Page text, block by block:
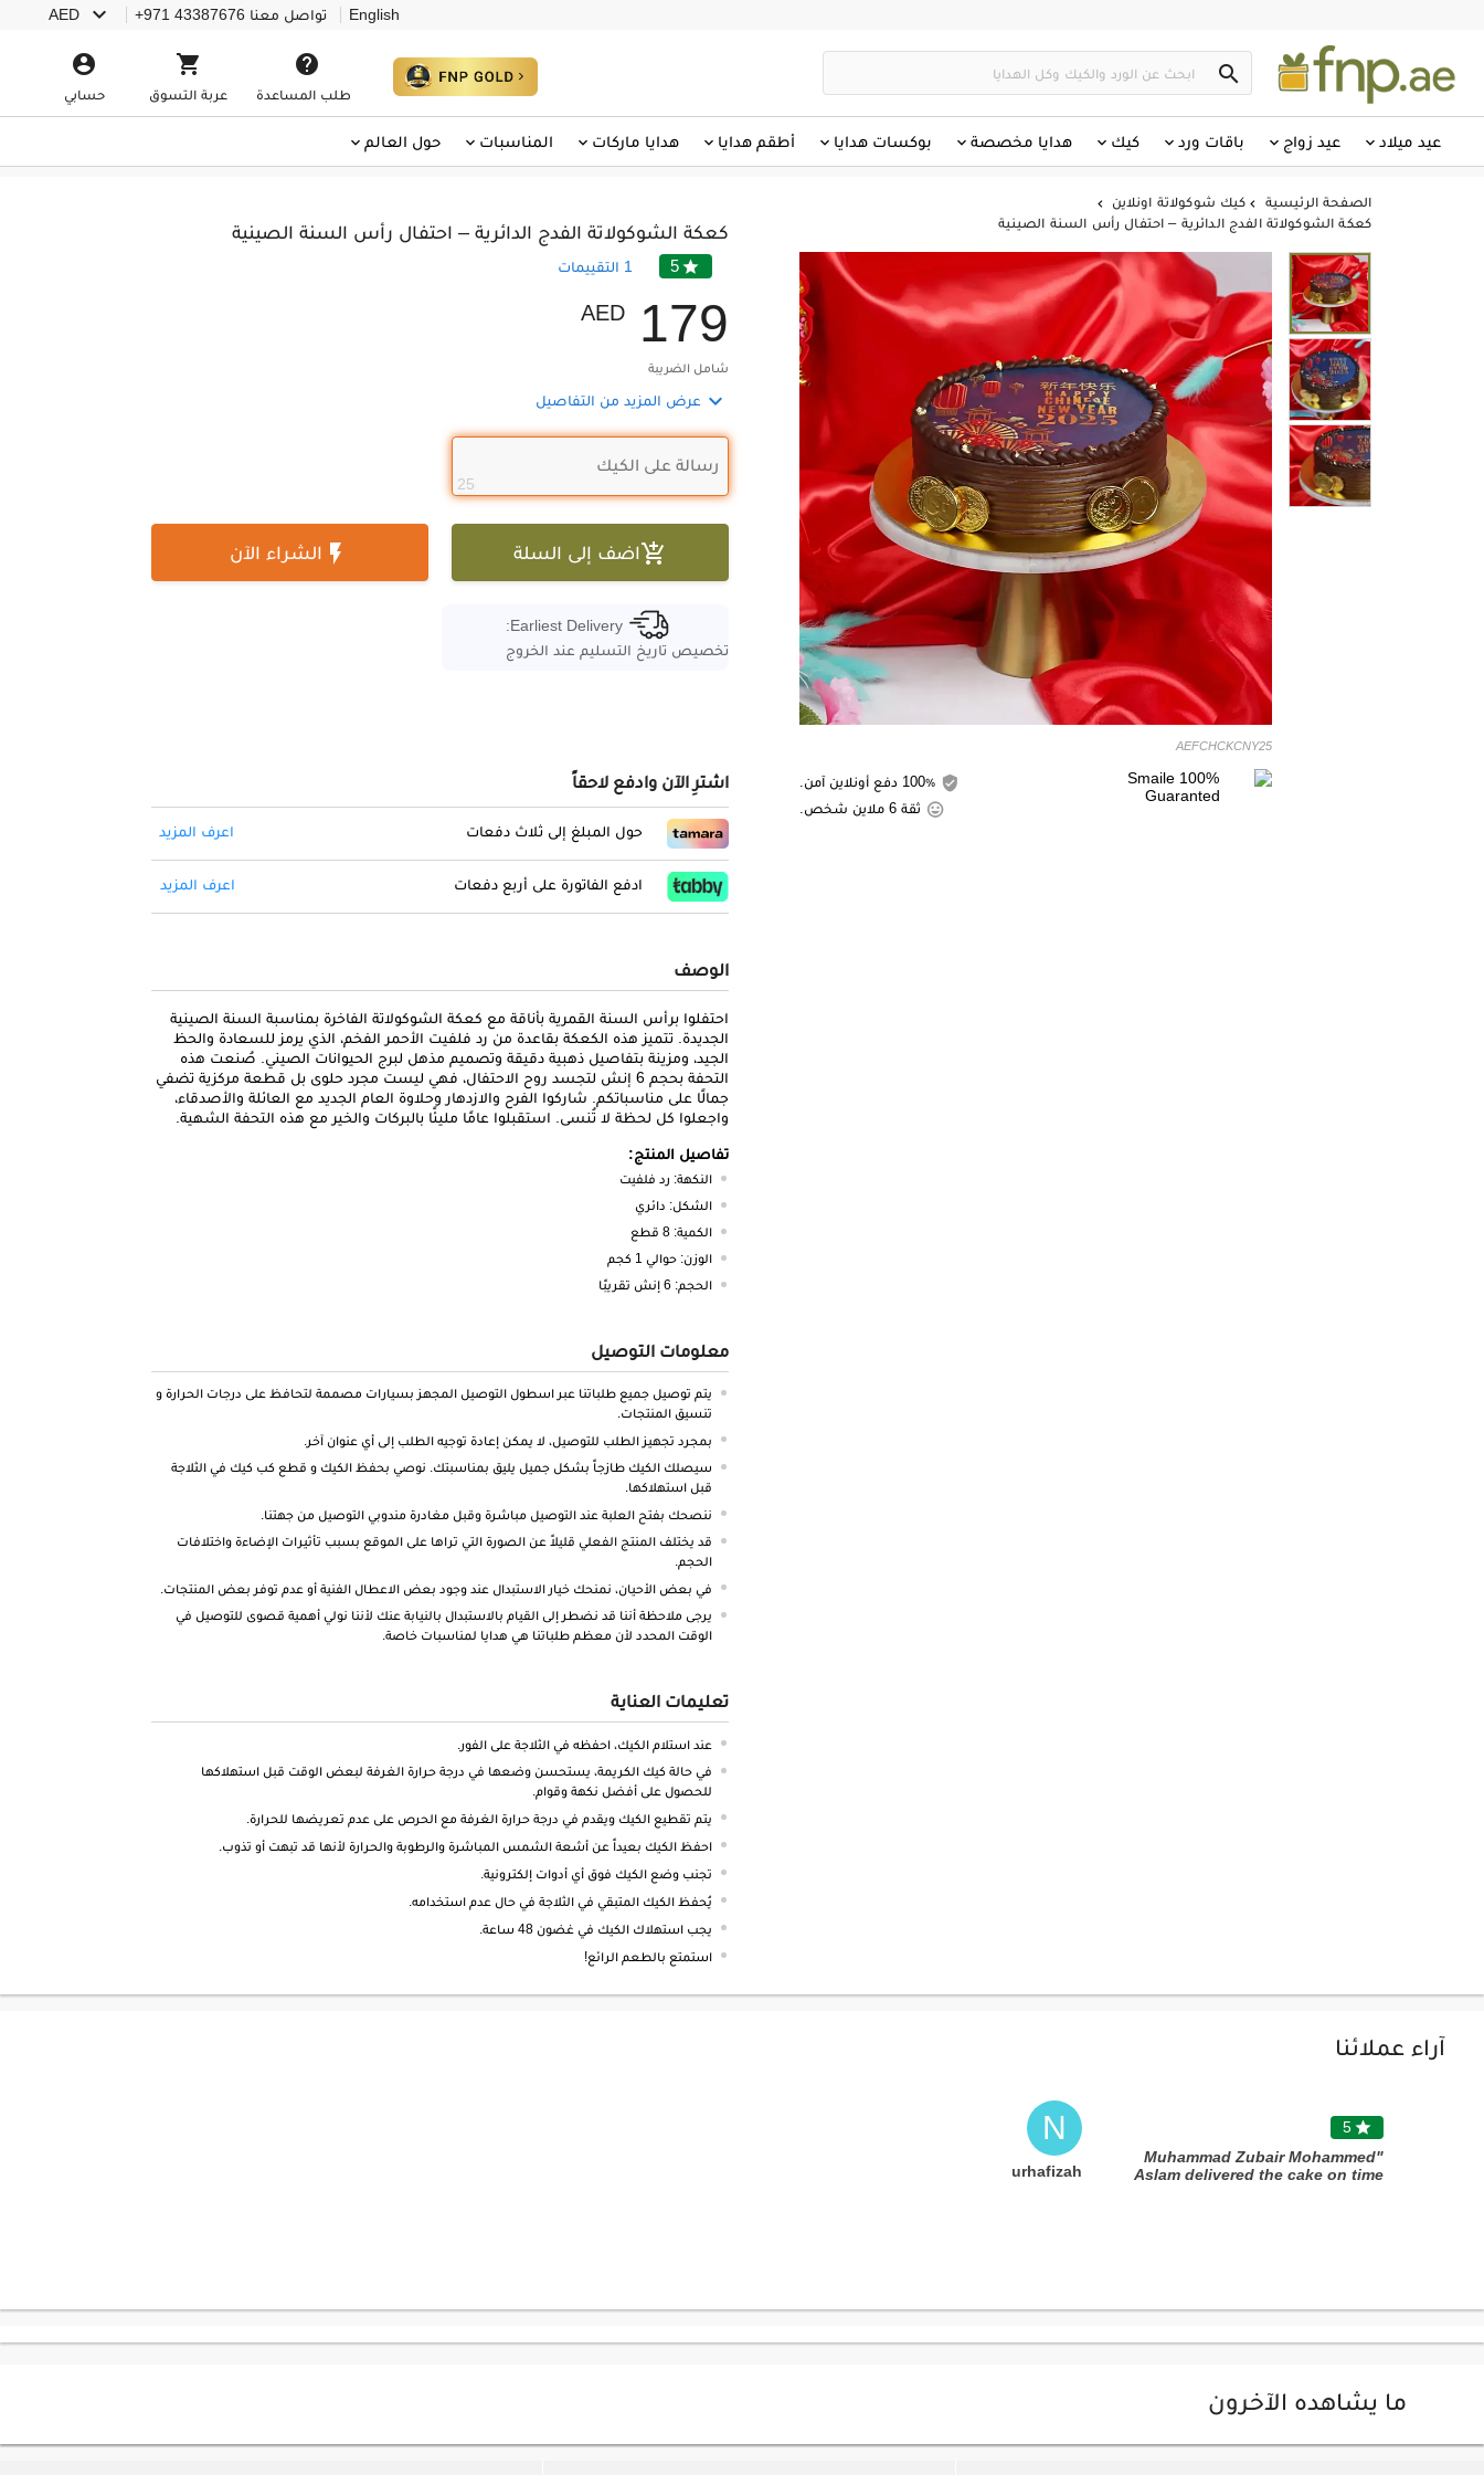
English تواصل معنا +971 43387676
AED 


طلب المساعدة

عربة التسوق

حسابي
عيد ميلاد عيد زواج باقات ورد كيك هدايا مخصصة بوكسات هدايا أطقم هدايا هدايا ماركات المناسبات حول العالم
الصفحة الرئيسية  كيك شوكولاتة اونلاين 
كعكة الشوكولاتة الفدج الدائرية – احتفال رأس السنة الصينية
AEFCHCKCNY25
ثقة 6 ملاين شخص.
كعكة الشوكولاتة الفدج الدائرية – احتفال رأس السنة الصينية
5
1 التقييمات
AED 179
شامل الضريبة
 عرض المزيد من التفاصيل
25
اضف إلى السلة  الشراء الآن
Earliest Delivery:
تخصيص تاريخ التسليم عند الخروج
اشترِ الآن وادفع لاحقاً
حول المبلغ إلى ثلاث دفعات اعرف المزيد
ادفع الفاتورة على أربع دفعات اعرف المزيد
الوصف
احتفلوا برأس السنة القمرية بأناقة مع كعكة الشوكولاتة الفاخرة بمناسبة السنة الصينية
الجديدة. تتميز هذه الكعكة بقاعدة من رد فلفيت الأحمر الفخم، الذي يرمز للسعادة والحظ
الجيد، ومزينة بتفاصيل ذهبية دقيقة وتصميم مذهل لبرج الحيوانات الصيني. صُنعت هذه
التحفة بحجم 6 إنش لتجسد روح الاحتفال، فهي ليست مجرد حلوى بل قطعة مركزية تضفي
جمالًا على مناسباتكم. شاركوا الفرح والازدهار وحلاوة العام الجديد مع العائلة والأصدقاء،
واجعلوا كل لحظة لا تُنسى. استقبلوا عامًا مليئًا بالبركات والخير مع هذه التحفة الشهية.
تفاصيل المنتج:
النكهة: رد فلفيت
الشكل: دائري
الكمية: 8 قطع
الوزن: حوالي 1 كجم
الحجم: 6 إنش تقريبًا
معلومات التوصيل
يتم توصيل جميع طلباتنا عبر اسطول التوصيل المجهز بسيارات مصممة لتحافظ على درجات الحرارة و
تنسيق المنتجات.
بمجرد تجهيز الطلب للتوصيل، لا يمكن إعادة توجيه الطلب إلى أي عنوان آخر.
سيصلك الكيك طازجاً بشكل جميل يليق بمناسبتك. نوصي بحفظ الكيك و قطع كب كيك في الثلاجة
قبل استهلاكها.
ننصحك بفتح العلبة عند التوصيل مباشرة وقبل مغادرة مندوبي التوصيل من جهتنا.
قد يختلف المنتج الفعلي قليلاً عن الصورة التي تراها على الموقع بسبب تأثيرات الإضاءة واختلافات
الحجم.
في بعض الأحيان، نمنحك خيار الاستبدال عند وجود بعض الاعطال الفنية أو عدم توفر بعض المنتجات.
يرجى ملاحظة أننا قد نضطر إلى القيام بالاستبدال بالنيابة عنك لأننا نولي أهمية قصوى للتوصيل في
الوقت المحدد لأن معظم طلباتنا هي هدايا لمناسبات خاصة.
تعليمات العناية
عند استلام الكيك، احفظه في الثلاجة على الفور.
في حالة كيك الكريمة، يستحسن وضعها في درجة حرارة الغرفة لبعض الوقت قبل استهلاكها
للحصول على أفضل نكهة وقوام.
يتم تقطيع الكيك ويقدم في درجة حرارة الغرفة مع الحرص على عدم تعريضها للحرارة.
احفظ الكيك بعيداً عن أشعة الشمس المباشرة والرطوبة والحرارة لأنها قد تبهت أو تذوب.
تجنب وضع الكيك فوق أي أدوات إلكترونية.
يُحفظ الكيك المتبقي في الثلاجة في حال عدم استخدامه.
يجب استهلاك الكيك في غضون 48 ساعة.
استمتع بالطعم الرائع!
آراء عملائنا
N
Nurhafizah
5
"Muhammad Zubair Mohammed
Aslam delivered the cake on time
ما يشاهده الآخرون